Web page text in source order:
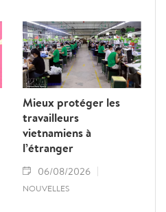
Mieux protéger les
travailleurs
vietnamiens à
l’étranger
06/08/2026
NOUVELLES